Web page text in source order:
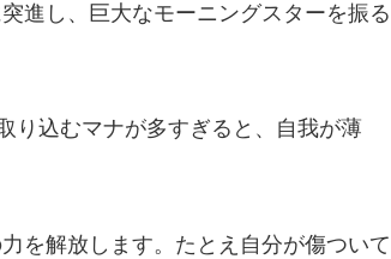
進し、巨大なモーニングスターを振る
り込むマナが多すぎると、自我が薄
を解放します。たとえ自分が傷ついて